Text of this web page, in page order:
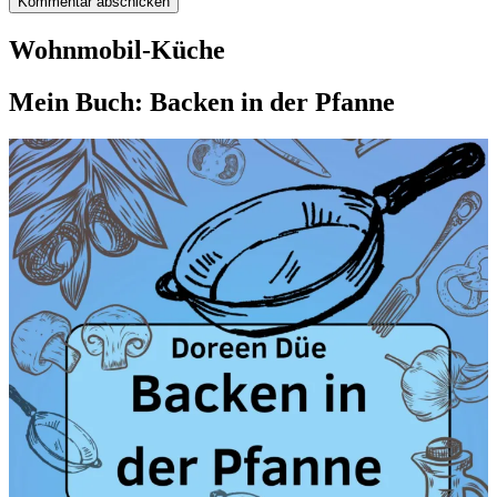
Wohnmobil-Küche
Mein Buch: Backen in der Pfanne